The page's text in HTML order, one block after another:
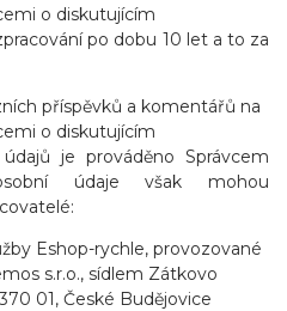
o diskutujícím
po dobu 10 let a to za
příspěvků a komentářů na
o diskutujícím
je prováděno Správcem
údaje však mohou
Eshop-rychle, provozované
s.r.o., sídlem Zátkovo
01, České Budějovice